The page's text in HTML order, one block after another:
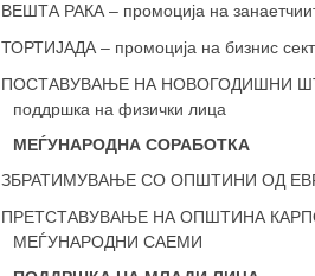
ВЕШТА РАКА – промоција на
ТОРТИЈАДА – промоција на бизнис
ПОСТАВУВАЊЕ НА НОВОГОДИШНИ
поддршка на физички лица
МЕЃУНАРОДНА СОРАБОТКА
ЗБРАТИМУВАЊЕ СО ОПШТИНИ ОД
ПРЕТСТАВУВАЊЕ НА ОПШТИНА
МЕЃУНАРОДНИ САЕМИ